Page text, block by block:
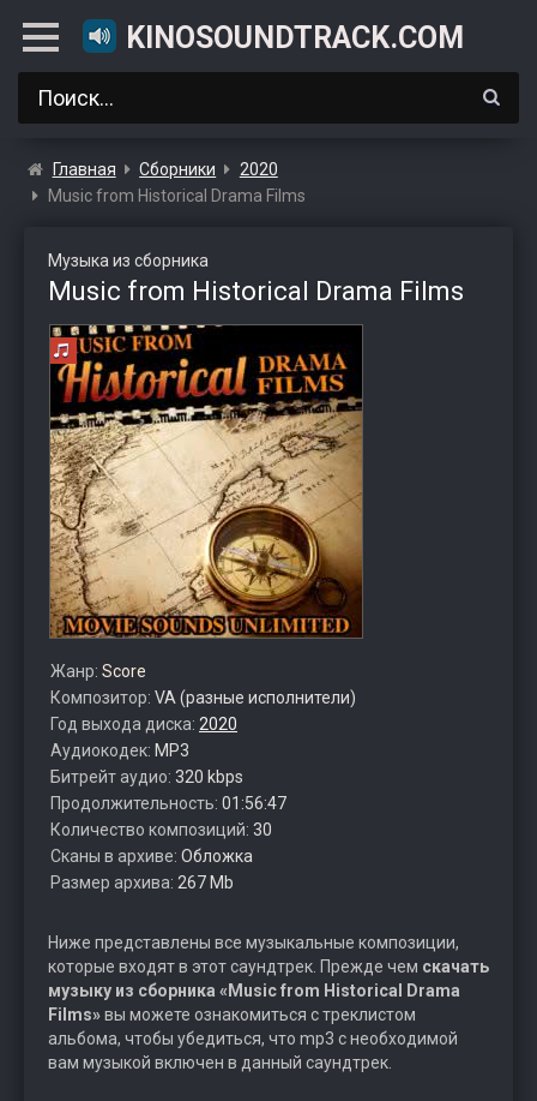
KINOSOUNDTRACK.COM
Главная Сборники
2020
Music from Historical Drama Films
Музыка из сборника
Music from Historical Drama Films
Жанр: Score
Композитор: VA (разные исполнители)
Год выхода диска: 2020
Аудиокодек: MP3
Битрейт аудио: 320 kbps
Продолжительность: 01:56:47
Количество композиций: 30
Сканы в архиве: Обложка
Размер архива: 267 Mb
Ниже представлены все музыкальные композиции,
которые входят в этот саундтрек. Прежде чем скачать
музыку из сборника «Music from Historical Drama
Films»вы можете ознакомиться с треклистом
альбома, чтобы убедиться, что mp3 с необходимой
вам музыкой включен в данный саундтрек.